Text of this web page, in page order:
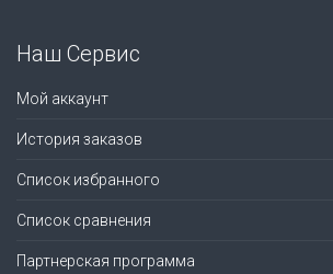
Наш Сервис
Мой аккаунт
История заказов
Список избранного
Список сравнения
Партнерская программа